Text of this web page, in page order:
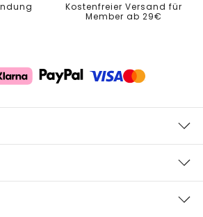
Kostenfreier Versand für
Member ab 29€